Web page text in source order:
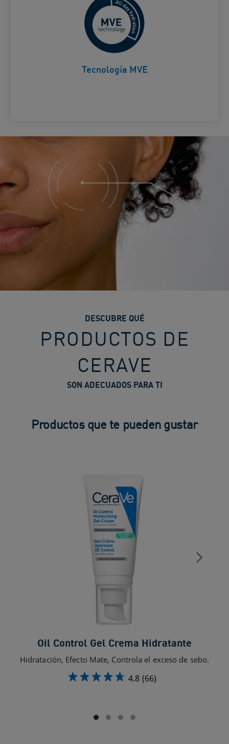
Tecnología MVE
Liberación prolongada de
activos para una hidratación
duradera.
DESCUBRE QUÉ
PRODUCTOS DE
CERAVE
SON ADECUADOS PARA TI
Productos que te pueden gustar
Oil Control Gel Crema Hidratante
Hidratación, Efecto Mate, Controla el exceso de sebo.
4.8 (66)